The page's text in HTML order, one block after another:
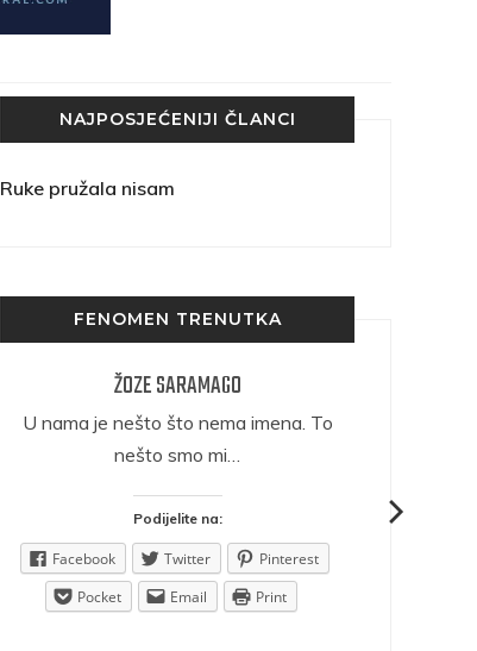
NAJPOSJEĆENIJI ČLANCI
Ruke pružala nisam
FENOMEN TRENUTKA
ŽOZE SARAMAGO
U nama je nešto što nema imena. To
nešto smo mi…
Podijelite na:
Facebook Twitter
Pinterest
Pocket
Email Print